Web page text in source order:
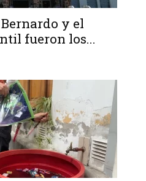
y el
fueron los...